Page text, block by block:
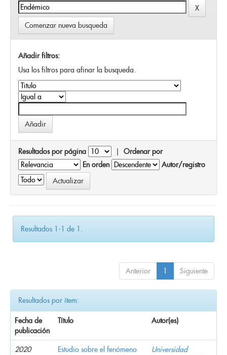
Comenzar nueva busqueda
Añadir filtros:
Usa los filtros para afinar la busqueda.
Resultados por página | Ordenar por
En orden
Autor/registro
Resultados 1-1 de 1.
Anterior 1 Siguiente
Resultados por ítem:
Fecha de
publicación
Título Autor(es)
2020
Estudio sobre el fenómeno
Universidad